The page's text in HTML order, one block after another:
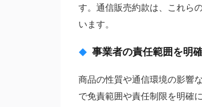
す。通信販売約款は、これら
います。
事業者の責任範囲を明
商品の性質や通信環境の影響
で免責範囲や責任制限を明確